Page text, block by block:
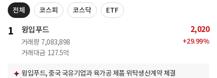
전체 코스피 코스닥 ETF
1 윙입푸드
거래량 7,083,898
거래대금 127.5억
2,020
+29.99%
윙입푸드, 중국 국유기업과 육가공 제품 위탁생산계약 체결